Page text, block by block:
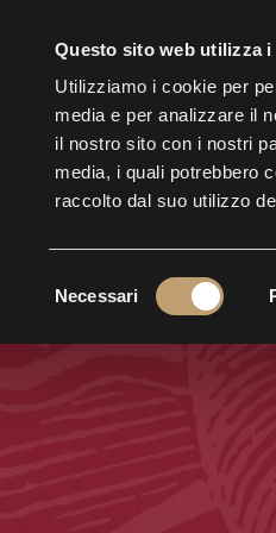
Questo sito web utilizza i
Utilizziamo i cookie per
media e per analizzare il
il nostro sito con i nostri
media, i quali potrebbero
raccolto dal suo utilizzo
e
Necessari
ULTIMO INGRESSO: 17.30 |
LABIRINTO VISITA